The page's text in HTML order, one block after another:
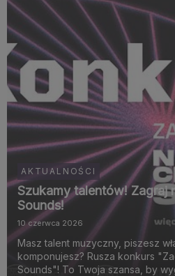
rodzą si...
AKTUALNOŚCI
Szukamy talentów! Zagraj
Sounds!
10 czerwca 2026
Masz talent muzyczny, piszesz
komponujesz? Rusza konkurs
Sounds"! To Twoja szansa, by